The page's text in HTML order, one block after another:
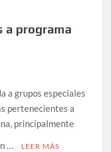
a programa
a grupos especiales
pertenecientes a
principalmente
…
LEER MÁS